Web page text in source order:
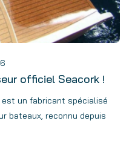
officiel Seacork !
est un fabricant spécialisé
bateaux, reconnu depuis